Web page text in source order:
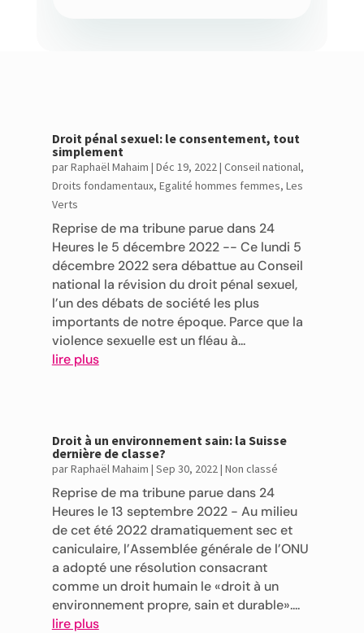
Droit pénal sexuel: le consentement, tout
simplement
parRaphaël Mahaim | Déc 19, 2022| Conseil national,
Droits fondamentaux, Egalité hommes femmes, Les
Verts
Reprise de ma tribune parue dans 24
Heures le 5 décembre 2022 -- Ce lundi 5
décembre 2022 sera débattue au Conseil
national la révision du droit pénal sexuel,
l’un des débats de société les plus
importants de notre époque. Parce que la
violence sexuelle est un fléau à...
lire plus
Droit à un environnement sain: la Suisse
dernière de classe?
parRaphaël Mahaim | Sep 30, 2022 | Non classé
Reprise de ma tribune parue dans 24
Heures le 13 septembre 2022 - Au milieu
de cet été 2022 dramatiquement sec et
caniculaire, l’Assemblée générale de l’ONU
a adopté une résolution consacrant
comme un droit humain le «droit à un
environnement propre, sain et durable»....
lire plus